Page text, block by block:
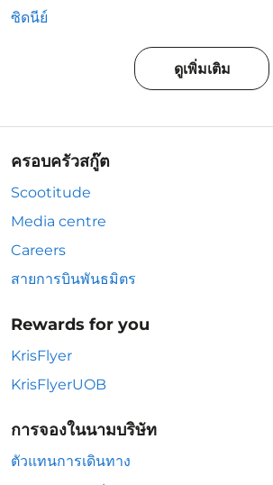
ซิดนีย์
ดูเพิ่มเติม
ครอบครัวสกู๊ต
Scootitude
Media centre
Careers
สายการบินพันธมิตร
Rewards for you
KrisFlyer
KrisFlyerUOB
การจองในนามบริษัท
ตัวแทนการเดินทาง